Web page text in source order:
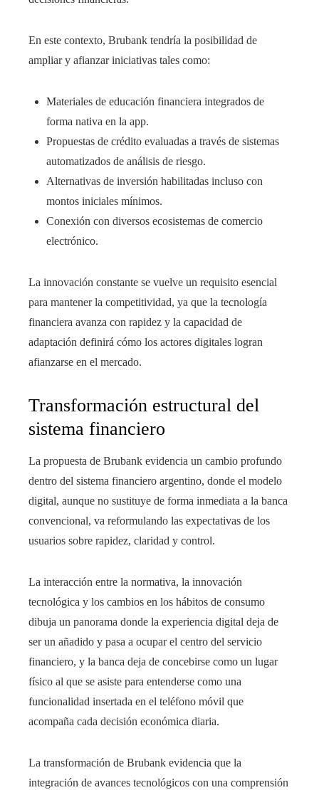
En este contexto, Brubank tendría la posibilidad de
ampliar y afianzar iniciativas tales como:
Materiales de educación financiera integrados de
forma nativa en la app.
Propuestas de crédito evaluadas a través de sistemas
automatizados de análisis de riesgo.
Alternativas de inversión habilitadas incluso con
montos iniciales mínimos.
Conexión con diversos ecosistemas de comercio
electrónico.
La innovación constante se vuelve un requisito esencial
para mantener la competitividad, ya que la tecnología
financiera avanza con rapidez y la capacidad de
adaptación definirá cómo los actores digitales logran
afianzarse en el mercado.
Transformación estructural del
sistema financiero
La propuesta de Brubank evidencia un cambio profundo
dentro del sistema financiero argentino, donde el modelo
digital, aunque no sustituye de forma inmediata a la banca
convencional, va reformulando las expectativas de los
usuarios sobre rapidez, claridad y control.
La interacción entre la normativa, la innovación
tecnológica y los cambios en los hábitos de consumo
dibuja un panorama donde la experiencia digital deja de
ser un añadido y pasa a ocupar el centro del servicio
financiero, y la banca deja de concebirse como un lugar
físico al que se asiste para entenderse como una
funcionalidad insertada en el teléfono móvil que
acompaña cada decisión económica diaria.
La transformación de Brubank evidencia que la
integración de avances tecnológicos con una comprensión